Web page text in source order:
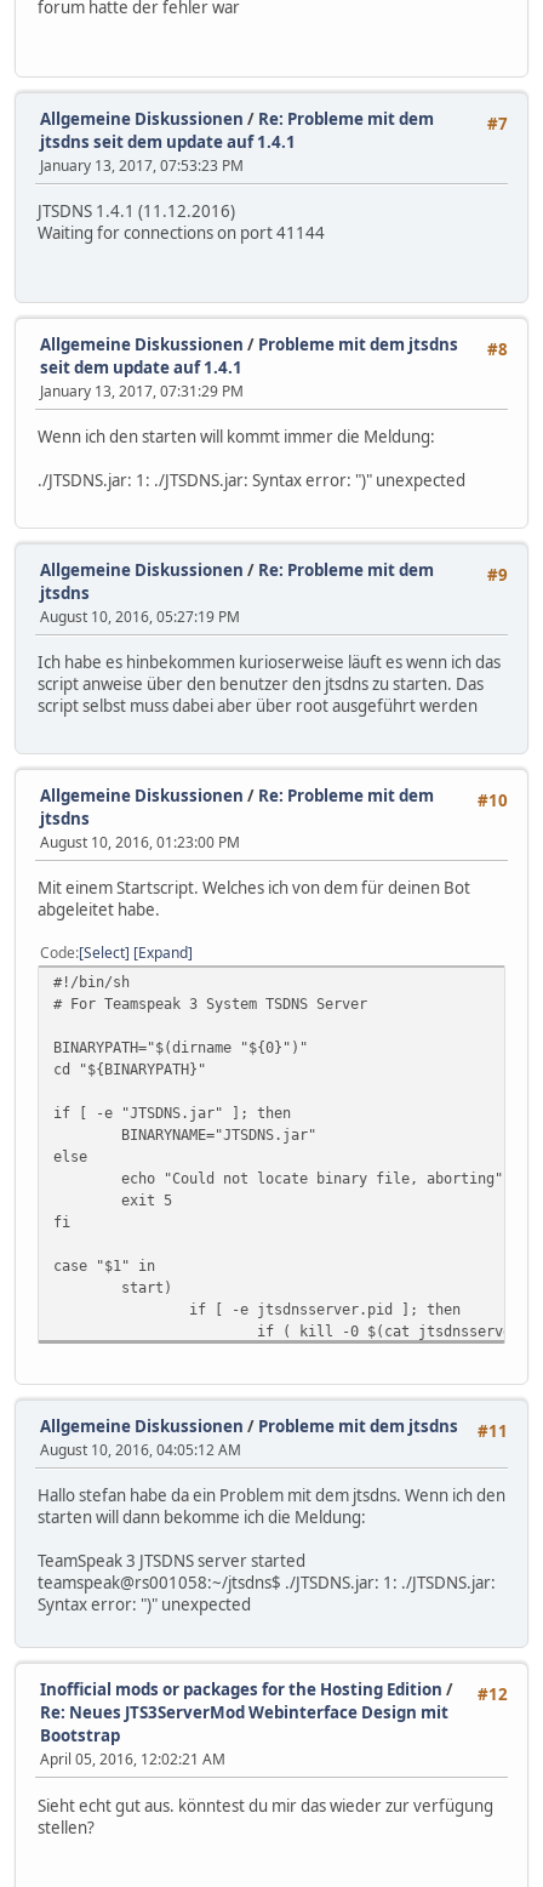
forum hatte der fehler war
#7
Allgemeine Diskussionen / Re: Probleme mit dem
jtsdns seit dem update auf 1.4.1
January 13, 2017, 07:53:23 PM
JTSDNS 1.4.1 (11.12.2016)
Waiting for connections on port 41144
#8
Allgemeine Diskussionen / Probleme mit dem jtsdns
seit dem update auf 1.4.1
January 13, 2017, 07:31:29 PM
Wenn ich den starten will kommt immer die Meldung:
./JTSDNS.jar: 1: ./JTSDNS.jar: Syntax error: ")" unexpected
#9
Allgemeine Diskussionen / Re: Probleme mit dem
jtsdns
August 10, 2016, 05:27:19 PM
Ich habe es hinbekommen kurioserweise läuft es wenn ich das
script anweise über den benutzer den jtsdns zu starten. Das
script selbst muss dabei aber über root ausgeführt werden
#10
Allgemeine Diskussionen / Re: Probleme mit dem
jtsdns
August 10, 2016, 01:23:00 PM
Mit einem Startscript. Welches ich von dem für deinen Bot
abgeleitet habe.
Code Select Expand
#!/bin/sh
# For Teamspeak 3 System TSDNS Server
BINARYPATH="$(dirname "${0}")"
cd "${BINARYPATH}"
if [ -e "JTSDNS.jar" ]; then
BINARYNAME="JTSDNS.jar"
else
echo "Could not locate binary file, aborting"
exit 5
fi
case "$1" in
start)
if [ -e jtsdnsserver.pid ]; then
if ( kill -0 $(cat
else
echo "jtsdnsserver.pid
echo "Please view the
fi
fi
if [ "${UID}" = "0" ]; then
echo "WARNING ! For security
c=1
while [ "$c" -le 10 ]; do
c=$((++c))
done
echo "!"
fi
if [ -e "$BINARYNAME" ]; then
echo "${BINARYNAME}
#11
Allgemeine Diskussionen / Probleme mit dem jtsdns
August 10, 2016, 04:05:12 AM
Hallo stefan habe da ein Problem mit dem jtsdns. Wenn ich den
starten will dann bekomme ich die Meldung:
TeamSpeak 3 JTSDNS server started
teamspeak@rs001058:~/jtsdns$ ./JTSDNS.jar: 1: ./JTSDNS.jar:
Syntax error: ")" unexpected
#12
Inofficial mods or packages for the Hosting Edition /
Re: Neues JTS3ServerMod Webinterface Design mit
Bootstrap
April 05, 2016, 12:02:21 AM
Sieht echt gut aus. könntest du mir das wieder zur verfügung
stellen?